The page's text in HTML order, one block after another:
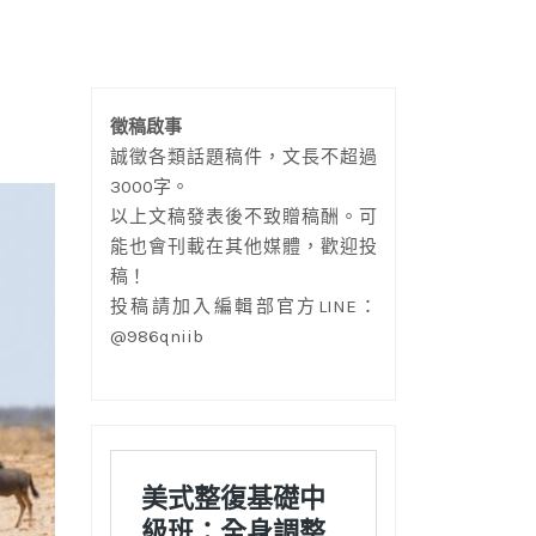
徵稿啟事
誠徵各類話題稿件，文長不超過
3000字。
以上文稿發表後不致贈稿酬。可
能也會刊載在其他媒體，歡迎投
稿！
投稿請加入編輯部官方LINE：
@986qniib